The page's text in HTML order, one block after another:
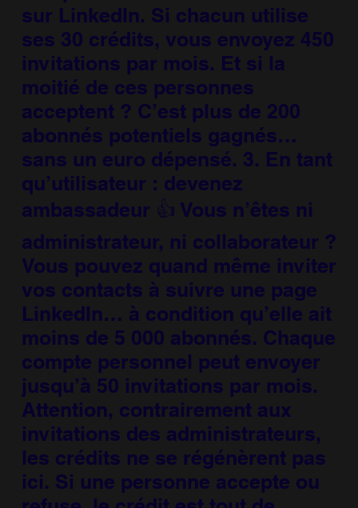
sur LinkedIn. Si chacun utilise
ses 30 crédits, vous envoyez 450
invitations par mois. Et si la
moitié de ces personnes
acceptent ? C’est plus de 200
abonnés potentiels gagnés…
sans un euro dépensé. 3. En tant
qu’utilisateur : devenez
ambassadeur 👍 Vous n’êtes ni
administrateur, ni collaborateur ?
Vous pouvez quand même inviter
vos contacts à suivre une page
LinkedIn… à condition qu’elle ait
moins de 5 000 abonnés. Chaque
compte personnel peut envoyer
jusqu’à 50 invitations par mois.
Attention, contrairement aux
invitations des administrateurs,
les crédits ne se régénèrent pas
ici. Si une personne accepte ou